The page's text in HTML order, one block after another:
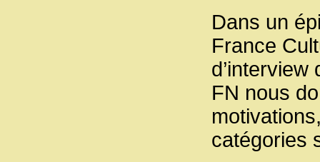
Dans un
France
FN nous
catégories